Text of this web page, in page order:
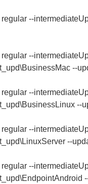
--
--
--
--
--
--
--
--